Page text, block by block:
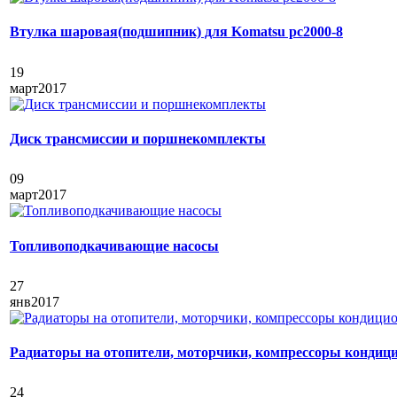
Втулка шаровая(подшипник) для Komatsu pc2000-8
19
март2017
Диск трансмиссии и поршнекомплекты
09
март2017
Топливоподкачивающие насосы
27
янв2017
Радиаторы на отопители, моторчики, компрессоры
24